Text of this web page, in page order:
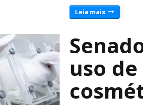
Leia mais
uso